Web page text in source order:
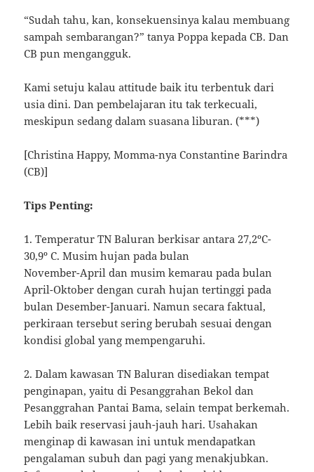
“Sudah tahu, kan, konsekuensinya kalau membuang
sampah sembarangan?” tanya Poppa kepada CB. Dan
CB pun mengangguk.
Kami setuju kalau attitude baik itu terbentuk dari
usia dini. Dan pembelajaran itu tak terkecuali,
meskipun sedang dalam suasana liburan. (***)
[Christina Happy, Momma-nya Constantine Barindra
(CB)]
Tips Penting:
1. Temperatur TN Baluran berkisar antara 27,2ºC-
30,9º C. Musim hujan pada bulan
November-April dan musim kemarau pada bulan
April-Oktober dengan curah hujan tertinggi pada
bulan Desember-Januari. Namun secara faktual,
perkiraan tersebut sering berubah sesuai dengan
kondisi global yang mempengaruhi.
2. Dalam kawasan TN Baluran disediakan tempat
penginapan, yaitu di Pesanggrahan Bekol dan
Pesanggrahan Pantai Bama, selain tempat berkemah.
Lebih baik reservasi jauh-jauh hari. Usahakan
menginap di kawasan ini untuk mendapatkan
pengalaman subuh dan pagi yang menakjubkan.